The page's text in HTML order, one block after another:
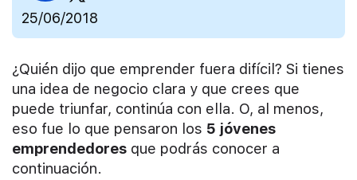
25/06/2018
¿Quién dijo que emprender fuera difícil? Si tienes
una idea de negocio clara y que crees que
puede triunfar, continúa con ella. O, al menos,
eso fue lo que pensaron los 5 jóvenes
emprendedores que podrás conocer a
continuación.